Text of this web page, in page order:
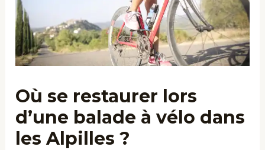
Où se restaurer lors
d’une balade à vélo dans
les Alpilles ?